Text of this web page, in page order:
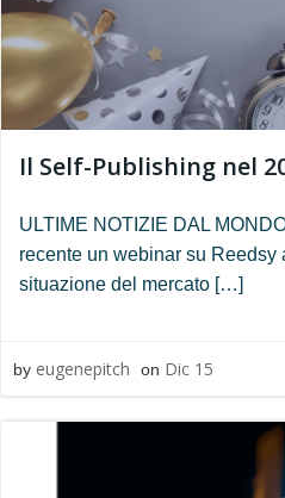
Il Self-Publishing nel
ULTIME NOTIZIE DAL
recente un webinar su Reedsy
situazione del mercato […]
by eugenepitch on Dic 15